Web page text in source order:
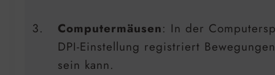
Computermäusen: In der
DPI-Einstellung registriert
sein kann.